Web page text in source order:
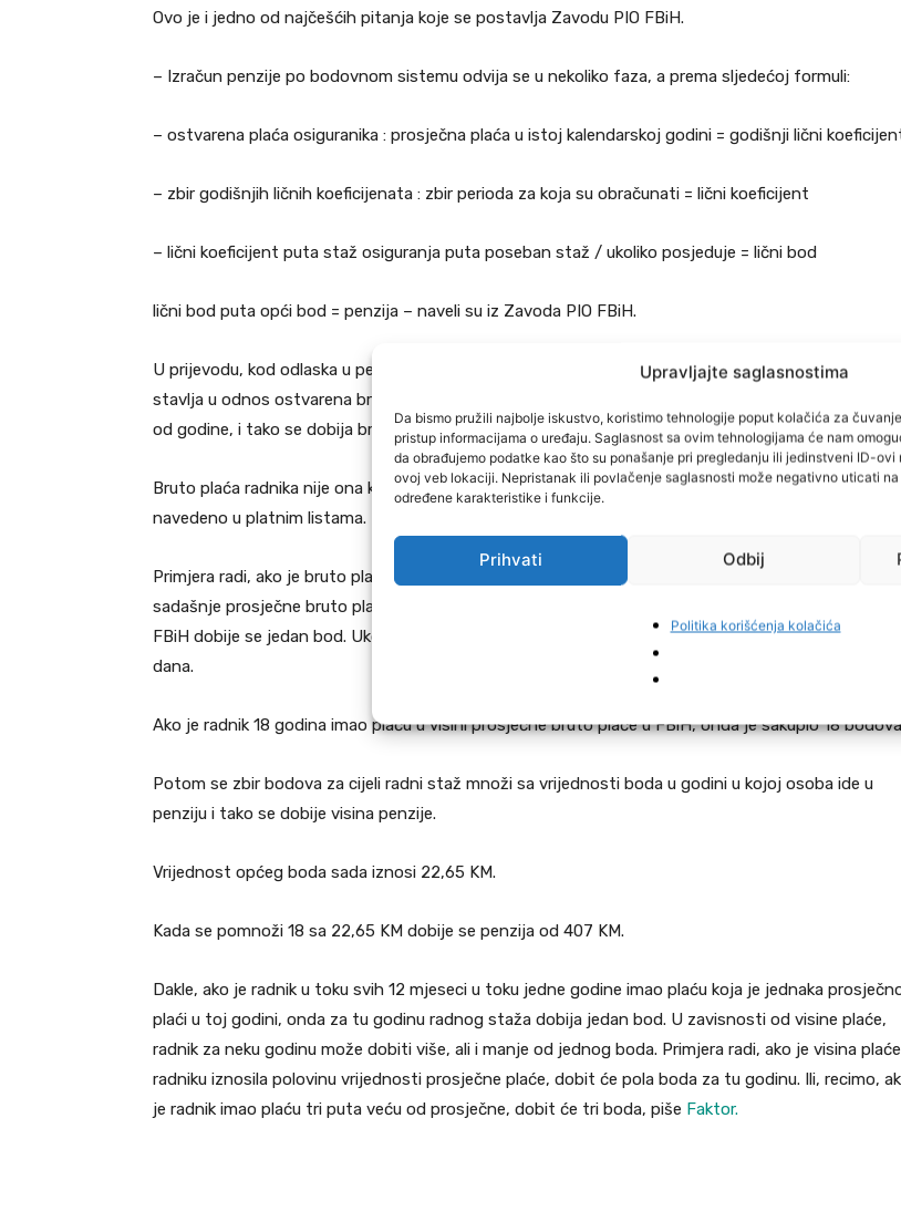
Upravljajte saglasnostima
Da bismo pružili najbolje iskustvo, koristimo tehnologije poput kolačića za
pristup informacijama o uređaju. Saglasnost sa ovim tehnologijama će nam
da obrađujemo podatke kao što su ponašanje pri pregledanju ili jedinstveni ID-ovi
ovoj veb lokaciji. Nepristanak ili povlačenje saglasnosti može negativno uticati na
određene karakteristike i funkcije.
Prihvati Odbij
Politika korišćenja kolačića
Ovo je i jedno od najčešćih pitanja koje se postavlja Zavodu PIO FBiH.
– Izračun penzije po bodovnom sistemu odvija se u nekoliko faza, a prema sljedećoj formuli:
– ostvarena plaća osiguranika : prosječna plaća u istoj kalendarskoj godini = godišnji lični
– zbir godišnjih ličnih koeficijenata : zbir perioda za koja su obračunati = lični koeficijent
– lični koeficijent puta staž osiguranja puta poseban staž / ukoliko posjeduje = lični bod
lični bod puta opći bod = penzija – naveli su iz Zavoda PIO FBiH.
U prijevodu, kod odlaska u penziju, visina penzije se izračunava preko bodova. Za svaku godinu se
stavlja u odnos ostvarena bruto plaća osobe sa prosječnom bruto plaćom u Federaciji BiH, zavisno
od godine, i tako se dobija broj bodova za tu godinu.
Bruto plaća radnika nije ona koja mu se isplati, već ona sa uplaćenim doprinosima, a što imaju
navedeno u platnim listama.
Primjera radi, ako je bruto plaća radnika u jednoj godini mjesečno iznosila 2.534 KM, a što je u rangu
sadašnje prosječne bruto plaće u FBiH, onda kada se bruto plaća radnika podijeli sa bruto plaćom u
FBiH dobije se jedan bod. Ukoliko je bruto plaća radnika 1.400 KM, onda je to pola boda za godinu
dana.
Ako je radnik 18 godina imao plaću u visini prosječne bruto plaće u FBiH, onda je sakupio 18
Potom se zbir bodova za cijeli radni staž množi sa vrijednosti boda u godini u kojoj osoba ide u
penziju i tako se dobije visina penzije.
Vrijednost općeg boda sada iznosi 22,65 KM.
Kada se pomnoži 18 sa 22,65 KM dobije se penzija od 407 KM.
Dakle, ako je radnik u toku svih 12 mjeseci u toku jedne godine imao plaću koja je jednaka
plaći u toj godini, onda za tu godinu radnog staža dobija jedan bod. U zavisnosti od visine plaće,
radnik za neku godinu može dobiti više, ali i manje od jednog boda. Primjera radi, ako je visina plaće
radniku iznosila polovinu vrijednosti prosječne plaće, dobit će pola boda za tu godinu. Ili, recimo,
je radnik imao plaću tri puta veću od prosječne, dobit će tri boda, piše Faktor.